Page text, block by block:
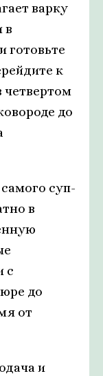
варку
в
готовьте
к
четвертом
до
суп-
в
с
до
от
и